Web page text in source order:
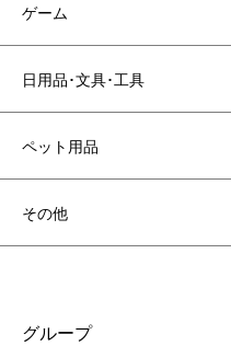
ゲーム
日用品･文具･工具
ペット用品
その他
グループ